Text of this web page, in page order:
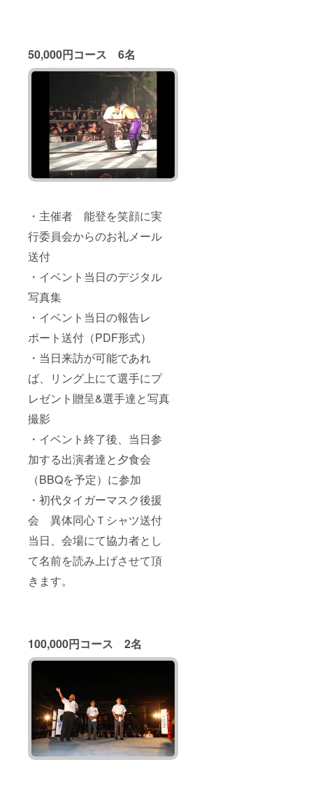
50,000円コース 6名
・主催者 能登を笑顔に実
行委員会からのお礼メール
送付
・イベント当日のデジタル
写真集
・イベント当日の報告レ
ポート送付（PDF形式）
・当日来訪が可能であれ
ば、リング上にて選手にプ
レゼント贈呈&選手達と写真
撮影
・イベント終了後、当日参
加する出演者達と夕食会
（BBQを予定）に参加
・初代タイガーマスク後援
会 異体同心Ｔシャツ送付
当日、会場にて協力者とし
て名前を読み上げさせて頂
きます。
100,000円コース 2名